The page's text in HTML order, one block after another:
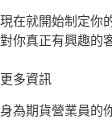
現在就開始制定你
對你真正有興趣的
更多資訊
身為期貨營業員的